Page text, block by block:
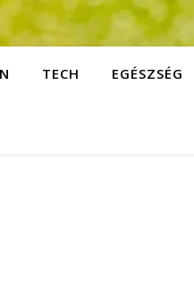
TECH EGÉSZSÉG